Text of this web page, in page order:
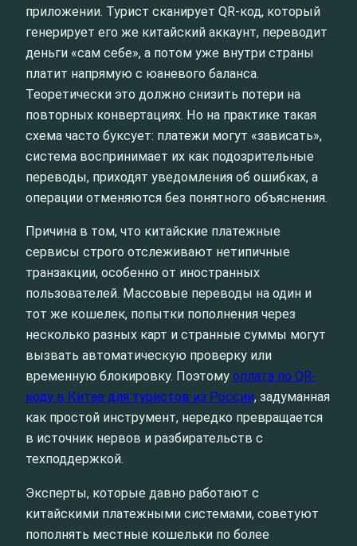
приложении. Турист сканирует QR-код, который
генерирует его же китайский аккаунт, переводит
деньги «сам себе», а потом уже внутри страны
платит напрямую с юаневого баланса.
Теоретически это должно снизить потери на
повторных конвертациях. Но на практике такая
схема часто буксует: платежи могут «зависать»,
система воспринимает их как подозрительные
переводы, приходят уведомления об ошибках, а
операции отменяются без понятного объяснения.
Причина в том, что китайские платежные
сервисы строго отслеживают нетипичные
транзакции, особенно от иностранных
пользователей. Массовые переводы на один и
тот же кошелек, попытки пополнения через
несколько разных карт и странные суммы могут
вызвать автоматическую проверку или
временную блокировку. Поэтому оплата по QR-
коду в Китае для туристов из России, задуманная
как простой инструмент, нередко превращается
в источник нервов и разбирательств с
техподдержкой.
Эксперты, которые давно работают с
китайскими платежными системами, советуют
пополнять местные кошельки по более